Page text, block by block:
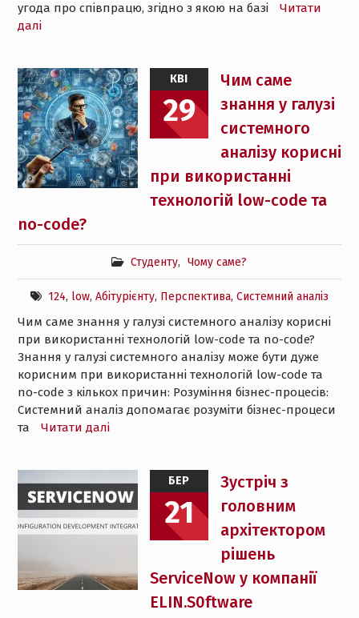
угода про співпрацю, згідно з якою на базі
Читати
далі
КВІ
29
Чим саме
знання у галузі
системного
аналізу корисні
при використанні
технологій low-code та
no-code?
Студенту, Чому саме?
124, low, Абітурієнту, Перспектива, Системний аналіз
Чим саме знання у галузі системного аналізу корисні
при використанні технологій low-code та no-code?
Знання у галузі системного аналізу може бути дуже
корисним при використанні технологій low-code та
no-code з кількох причин: Розуміння бізнес-процесів:
Системний аналіз допомагає розуміти бізнес-процеси
та
Читати далі
БЕР
21
Зустріч з
головним
архітектором
рішень
ServiceNow у компанії
ELIN.S0ftware